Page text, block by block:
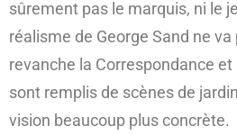
sûrement pas le marquis, ni le
réalisme de George Sand ne va
revanche la Correspondance
sont remplis de scènes de
vision beaucoup plus concrète.